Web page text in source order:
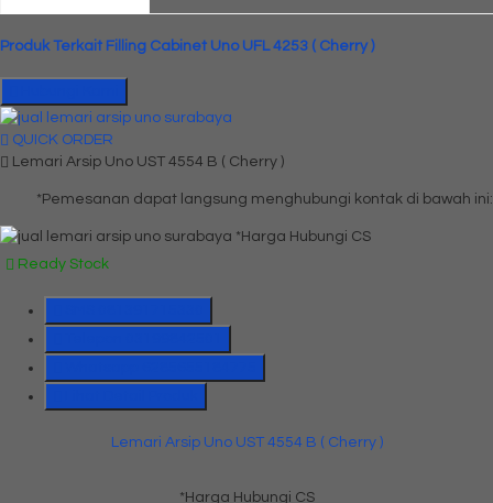
Produk Terkait Filling Cabinet Uno UFL 4253 ( Cherry )
QUICK ORDER
Lemari Arsip Uno UST 4554 B ( Cherry )
*Pemesanan dapat langsung menghubungi kontak di bawah ini:
*Harga Hubungi CS
Ready Stock
Lemari Arsip Uno UST 4554 B ( Cherry )
*Harga Hubungi CS